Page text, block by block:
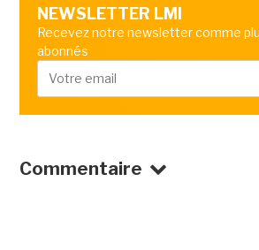
NEWSLETTER LMI
Recevez notre newsletter comme
abonnés
Commentaire